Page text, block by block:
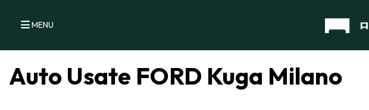
MENU
Auto Usate FORD Kuga Milano